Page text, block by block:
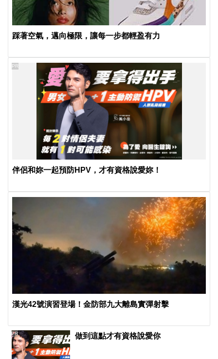
踩著空氣，邁向極限，讓每一步都輕盈有力
伴侶和妳一起預防HPV，才有資格說愛妳！
PR
漢光42號演習登場！金防部九大離島實彈射擊
做到這點才有資格說愛你
PR